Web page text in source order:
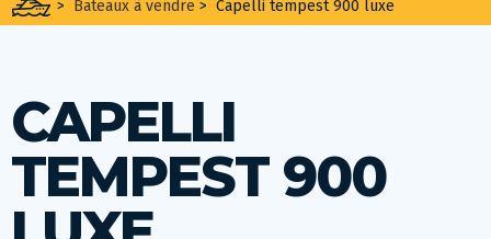
> Bateaux à vendre > Capelli tempest 900 luxe
CAPELLI
TEMPEST 900